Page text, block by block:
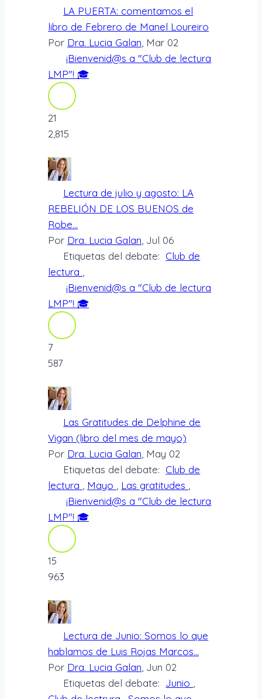
LA PUERTA: comentamos el
libro de Febrero de Manel Loureiro
Por Dra. Lucia Galan , Mar 02
¡Bienvenid@s a "Club de lectura
LMP"! 🎓
21
2,815
Lectura de julio y agosto: LA
REBELIÓN DE LOS BUENOS de
Robe...
Por Dra. Lucia Galan , Jul 06
Etiquetas del debate: Club de
lectura
¡Bienvenid@s a "Club de lectura
LMP"! 🎓
7
587
Las Gratitudes de Delphine de
Vigan (libro del mes de mayo)
Por Dra. Lucia Galan , May 02
Etiquetas del debate: Club de
lectura
Mayo Las gratitudes
¡Bienvenid@s a "Club de lectura
LMP"! 🎓
15
963
Lectura de Junio: Somos lo que
hablamos de Luis Rojas Marcos...
Por Dra. Lucia Galan , Jun 02
Etiquetas del debate: Junio